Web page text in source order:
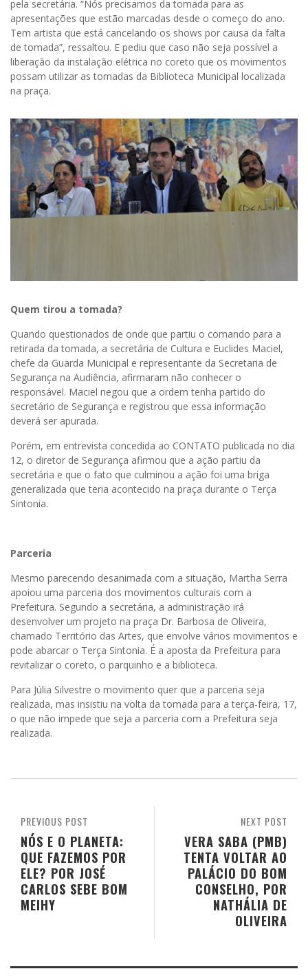
pela secretária. “Nós precisamos da tomada para as
apresentações que estão marcadas desde o começo do ano.
Tem artista que está cancelando os shows por causa da falta
de tomada”, ressaltou. E pediu que caso não seja possível a
liberação da instalação elétrica no coreto que os movimentos
possam utilizar as tomadas da Biblioteca Municipal localizada
na praça.
Quem tirou a tomada?
Quando questionados de onde que partiu o comando para a
retirada da tomada, a secretária de Cultura e Euclides Maciel,
chefe da Guarda Municipal e representante da Secretaria de
Segurança na Audiência, afirmaram não conhecer o
responsável. Maciel negou que a ordem tenha partido do
secretário de Segurança e registrou que essa informação
deverá ser apurada.
Porém, em entrevista concedida ao CONTATO publicada no dia
12, o diretor de Segurança afirmou que a ação partiu da
secretária e que o fato que culminou a ação foi uma briga
generalizada que teria acontecido na praça durante o Terça
Sintonia.
Parceria
Mesmo parecendo desanimada com a situação, Martha Serra
apoiou uma parceria dos movimentos culturais com a
Prefeitura. Segundo a secretária, a administração irá
desenvolver um projeto na praça Dr. Barbosa de Oliveira,
chamado Território das Artes, que envolve vários movimentos e
pode abarcar o Terça Sintonia. É a aposta da Prefeitura para
revitalizar o coreto, o parquinho e a biblioteca.
Para Júlia Silvestre o movimento quer que a parceria seja
realizada, mas insistiu na volta da tomada para a terça-feira, 17,
o que não impede que seja a parceria com a Prefeitura seja
realizada.
NEXT POST
VERA SABA (PMB)
TENTA VOLTAR AO
PALÁCIO DO BOM
CONSELHO, POR
NATHÁLIA DE
OLIVEIRA
PREVIOUS POST
NÓS E O PLANETA:
QUE FAZEMOS POR
ELE? POR JOSÉ
CARLOS SEBE BOM
MEIHY